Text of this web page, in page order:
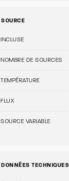
SOURCE
INCLUSE
NOMBRE DE SOURCES
TEMPÉRATURE
FLUX
SOURCE VARIABLE
DONNÉES TECHNIQUES